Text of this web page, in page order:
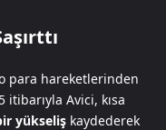
para hareketlerinden
itibarıyla Avici, kısa
yükseliş kaydederek